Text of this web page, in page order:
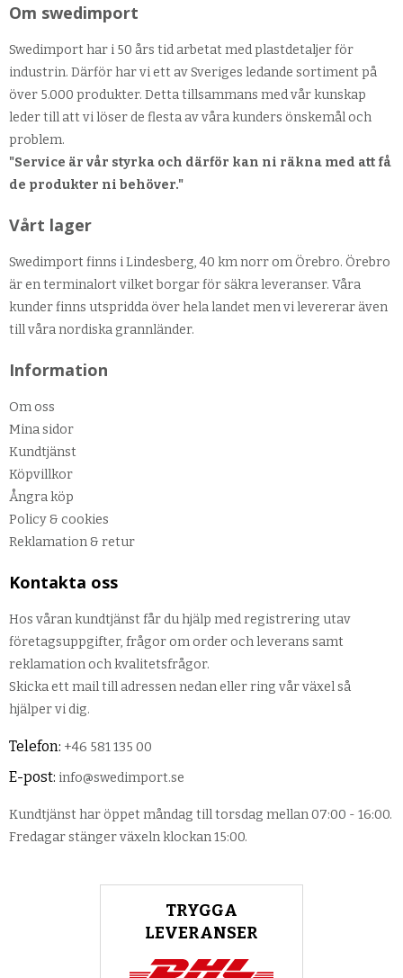
Om swedimport
Swedimport har i 50 års tid arbetat med plastdetaljer för
industrin. Därför har vi ett av Sveriges ledande sortiment på
över 5.000 produkter. Detta tillsammans med vår kunskap
leder till att vi löser de flesta av våra kunders önskemål och
problem.
"Service är vår styrka och därför kan ni räkna med att få
de produkter ni behöver."
Vårt lager
Swedimport finns i Lindesberg, 40 km norr om Örebro. Örebro
är en terminalort vilket borgar för säkra leveranser. Våra
kunder finns utspridda över hela landet men vi levererar även
till våra nordiska grannländer.
Information
Om oss
Mina sidor
Kundtjänst
Köpvillkor
Ångra köp
Policy & cookies
Reklamation & retur
Kontakta oss
Hos våran kundtjänst får du hjälp med registrering utav
företagsuppgifter, frågor om order och leverans samt
reklamation och kvalitetsfrågor.
Skicka ett mail till adressen nedan eller ring vår växel så
hjälper vi dig.
Telefon: +46 581 135 00
E-post: info@swedimport.se
Kundtjänst har öppet måndag till torsdag mellan 07:00 - 16:00.
Fredagar stänger växeln klockan 15:00.
TRYGGA
LEVERANSER